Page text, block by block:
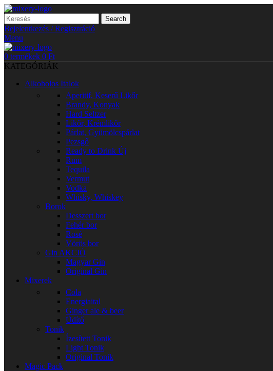
Search
Bejelentkezés / Regisztráció
Menu
0 termékek 0 Ft
KATEGÓRIÁK
Alkoholos Italok
Aperitif, Keserű Likőr
Brandy, Konyak
Hard Seltzer
Likőr, Krémlikőr
Párlat, Gyümölcspárlat
Pezsgő
Ready to Drink Új
Rum
Tequila
Vermut
Vodka
Whisky, Whiskey
Borok
Desszert bor
Fehér bor
Rosé
Vörös bor
Gin AKCIÓ
Magyar Gin
Original Gin
Mixerek
Cola
Energiaital
Ginger ale & beer
Üdítő
Tonik
Ízesített Tonik
Light Tonik
Original Tonik
Magic Pack